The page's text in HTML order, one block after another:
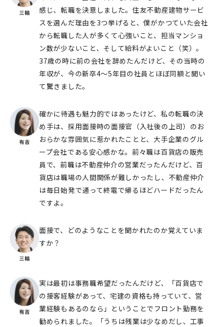
感じ、転職を決意しました。住友不動産建物サービ
スを選んだ理由を3つ挙げると、僕がかつていた会社
から転職した⼈が多くて⼼強いこと、担当マンショ
ン数が少ないこと、そして給料がよいこと（笑）。
37歳の時に前の会社を辞めたんだけど、その当時の
年収が、今の新卒4〜5年目の社員とほぼ同額と聞い
て驚きました。
確かに待遇も魅力的ではあったけど、私の転職の決
め手は、採用面接時の面接官（入社後の上司）のお
おらかな雰囲気に惹かれたことと、大手企業のグル
ープ会社である安心感かな。前々職は百貨店の販売
員で、前職は不動産仲介の営業だったんだけど、百
貨店は職場の人間関係が難しかったし、不動産仲介
は毎日始発で通って終電で帰るほどハードだったん
ですよ。
面接で、どのようなことを聞かれたのか覚えていま
すか？
実は最初は事務職希望だったんだけど、「百貨店で
の接客経験があって、宅建の資格も持っていて、営
業経験もあるのなら」ということでフロント勤務を
勧められました。「うちは残業は少なめだし、工事